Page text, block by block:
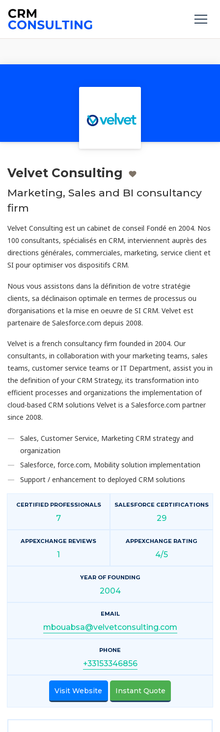
Velvet Consulting
Marketing, Sales and BI consultancy
firm
Velvet Consulting est un cabinet de conseil Fondé en 2004. Nos
100 consultants, spécialisés en CRM, interviennent auprès des
directions générales, commerciales, marketing, service client et
SI pour optimiser vos dispositifs CRM.
Nous vous assistons dans la définition de votre stratégie
clients, sa déclinaison optimale en termes de processus ou
d’organisations et la mise en oeuvre de SI CRM. Velvet est
partenaire de Salesforce.com depuis 2008.
Velvet is a french consultancy firm founded in 2004. Our
consultants, in collaboration with your marketing teams, sales
teams, customer service teams or IT Department, assist you in
the definition of your CRM Strategy, its transformation into
efficient processes and organizations the implementation of
cloud-based CRM solutions Velvet is a Salesforce.com partner
since 2008.
Sales, Customer Service, Marketing CRM strategy and
organization
Salesforce, force.com, Mobility solution implementation
Support / enhancement to deployed CRM solutions
CERTIFIED PROFESSIONALS
7
SALESFORCE CERTIFICATIONS
29
APPEXCHANGE REVIEWS
1
APPEXCHANGE RATING
4/5
YEAR OF FOUNDING
2004
EMAIL
mbouabsa@velvetconsulting.com
PHONE
+33153346856
Visit Website Instant Quote